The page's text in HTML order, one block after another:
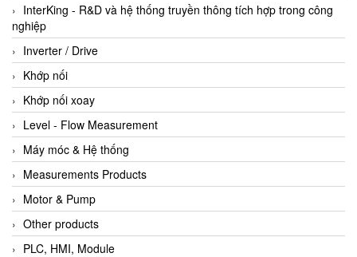
InterKing - R&D và hệ thống truyền thông tích hợp trong công
nghiệp
Inverter / Drive
Khớp nối
Khớp nối xoay
Level - Flow Measurement
Máy móc & Hệ thống
Measurements Products
Motor & Pump
Other products
PLC, HMI, Module